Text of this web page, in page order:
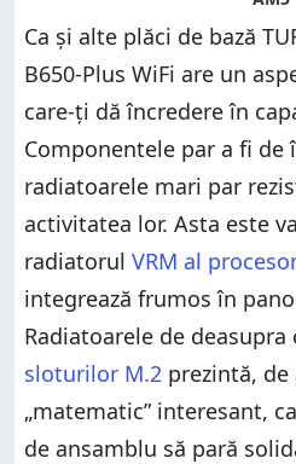
Ca și alte plăci de bază
B650-Plus WiFi are un
care-ți dă încredere în
Componentele par a fi
radiatoarele mari par
activitatea lor. Asta este
radiatorul VRM al
integrează frumos în
Radiatoarele de
sloturilor M.2 prezintă, de
„matematic” interesant,
de ansamblu să pară